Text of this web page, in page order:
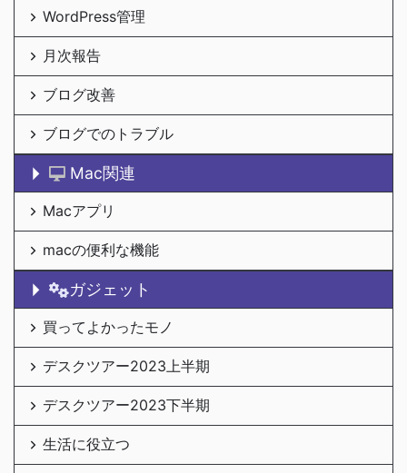
WordPress管理
月次報告
ブログ改善
ブログでのトラブル
Mac関連
Macアプリ
macの便利な機能
ガジェット
買ってよかったモノ
デスクツアー2023上半期
デスクツアー2023下半期
生活に役立つ